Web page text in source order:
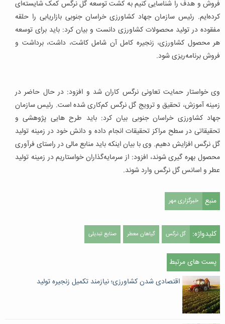
فروش و هدف را شناسایی کنیم به کشت توسعه گل نرگس کمک شایسته‌ای
کرده‌ایم. رئیس سازمان جهاد کشاورزی خراسان جنوبی بازاریابی را حلقه
مفقوده در تولید محصولات کشاورزی دانست و بیان کرد: باید برای توسعه
هر محصول کشاورزی، زنجیره کامل آن شامل کاشت، داشت، برداشت و
فروش برنامه‌ریزی شود.
وی خواستار حمایت تعاونی نرگس کاران شد و افزود: در حال حاضر در
زمینه آموزش، تحقیق و ترویج گل نرگس کم‌کاری شده است. رئیس سازمان
جهاد کشاورزی خراسان جنوبی بیان کرد: باید طرح هایی پژوهشی و
تحقیقاتی در سطح مراکز تحقیقات انجام داده و دانش خود در زمینه تولید
گل نرگس افزایش دهیم. وی با بیان اینکه باید منابع مالی در راستای فرآوری
محصول بهره گیری شوند، افزود: از سرمایه‌گذاران خواستاریم در زمینه تولید
عطر و اسانس گل نرگس وارد شوند.
منبع خبرگزاری مهر
کلیدواژه: گل نرگس گیاهان معطر صنایع تبدیلی
پست های مرتبط
اقتصادی شدن کشاورزی؛ نیازمند تکمیل زنجیره تولید